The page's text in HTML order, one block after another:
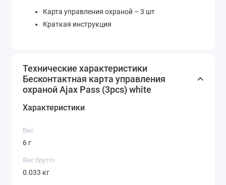
Карта управления охраной – 3 шт
Краткая инструкция
Технические характеристики
Бесконтактная карта управления
охраной Ajax Pass (3pcs) white
Характеристики
Вес
6 г
Вес брутто
0.033 кг